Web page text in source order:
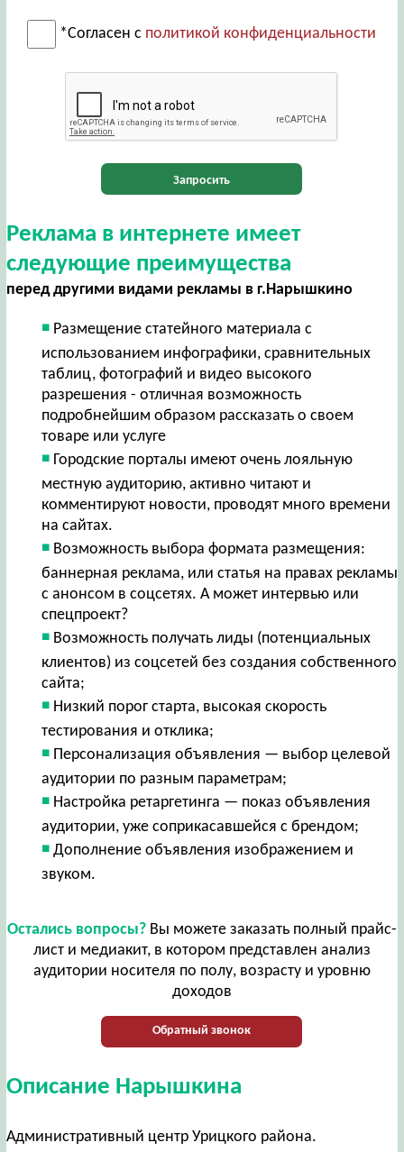
*Согласен с политикой конфиденциальности
Запросить
Реклама в интернете имеет
следующие преимущества
перед другими видами рекламы в г.Нарышкино
Размещение статейного материала с
использованием инфографики, сравнительных
таблиц, фотографий и видео высокого
разрешения - отличная возможность
подробнейшим образом рассказать о своем
товаре или услуге
Городские порталы имеют очень лояльную
местную аудиторию, активно читают и
комментируют новости, проводят много времени
на сайтах.
Возможность выбора формата размещения:
баннерная реклама, или статья на правах рекламы
с анонсом в соцсетях. А может интервью или
спецпроект?
Возможность получать лиды (потенциальных
клиентов) из соцсетей без создания собственного
сайта;
Низкий порог старта, высокая скорость
тестирования и отклика;
Персонализация объявления — выбор целевой
аудитории по разным параметрам;
Настройка ретаргетинга — показ объявления
аудитории, уже соприкасавшейся с брендом;
Дополнение объявления изображением и
звуком.
Остались вопросы?Вы можете заказать полный прайс-
лист и медиакит, в котором представлен анализ
аудитории носителя по полу, возрасту и уровню
доходов
Обратный звонок
Описание Нарышкина
Административный центр Урицкого района.